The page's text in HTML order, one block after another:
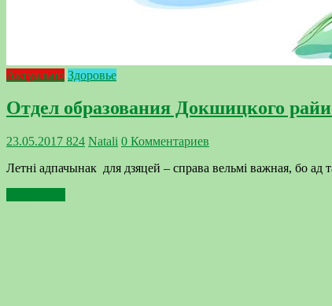
Актуально Здоровье
Отдел образования Докшицкого
23.05.2017 824 Natali 0 Комментариев
Летні адпачынак для дзяцей – справа вельмі важная, бо